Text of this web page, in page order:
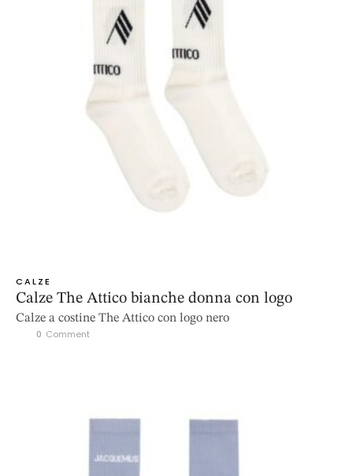
CALZE
Calze The Attico bianche donna con logo
Calze a costine The Attico con logo nero
0 Comment